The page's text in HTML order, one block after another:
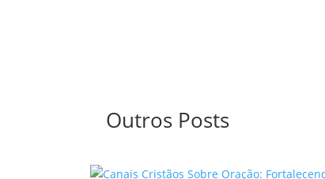
Outros Posts